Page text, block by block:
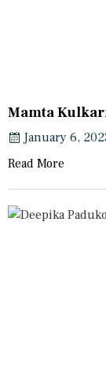
Mamta Kulkarni
January 6,
Read More